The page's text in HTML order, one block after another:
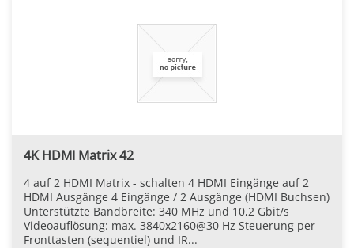
4K HDMI Matrix 42
4 auf 2 HDMI Matrix - schalten 4 HDMI Eingänge auf 2
HDMI Ausgänge 4 Eingänge / 2 Ausgänge (HDMI Buchsen)
Unterstützte Bandbreite: 340 MHz und 10,2 Gbit/s
Videoauflösung: max. 3840x2160@30 Hz Steuerung per
Fronttasten (sequentiel) und IR...